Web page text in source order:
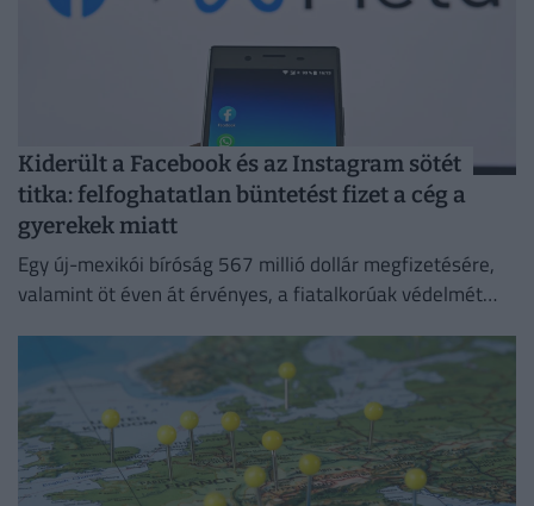
Kiderült a Facebook és az Instagram sötét
titka: felfoghatatlan büntetést fizet a cég a
gyerekek miatt
Egy új-mexikói bíróság 567 millió dollár megfizetésére,
valamint öt éven át érvényes, a fiatalkorúak védelmét